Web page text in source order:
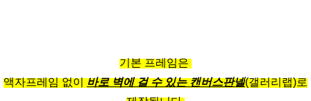
기본 프레임은
액자프레임 없이 바로 벽에 걸 수 있는 캔버스판넬(갤러리랩)로